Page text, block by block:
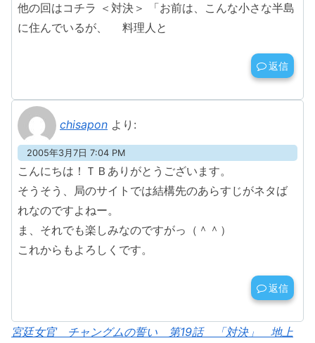
他の回はコチラ ＜対決＞ 「お前は、こんな小さな半島
に住んでいるが、 料理人と
返信
chisapon より:
2005年3月7日 7:04 PM
こんにちは！ＴＢありがとうございます。
そうそう、局のサイトでは結構先のあらすじがネタば
れなのですよねー。
ま、それでも楽しみなのですがっ（＾＾）
これからもよろしくです。
返信
宮廷女官 チャングムの誓い 第19話 「対決」 地上